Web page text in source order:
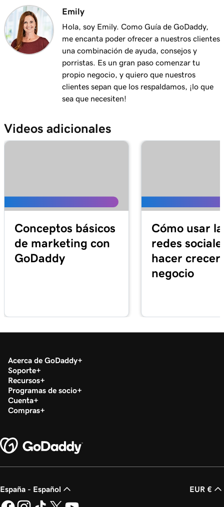
Lección 10 (de 21)
Agrega un calendario de Google a tu sitio
web
2m 20s
Lección 11 (de 21)
Compartir mi calendario de Outlook en mi
Marketing
Agregar pedidos en línea
Agregar una lista de precios en Páginas Web
+ Marketing
1m 36s
Lección 16 (de 21)
Agregar una sección de citas en línea
Habilitar pagos de citas en línea en Sitios web
Sincronizar citas con mi calendario
Lección 19 (de 21)
Resumen de la campaña de Google Smart
Lección 20 (de 21)
Emily
Hola, soy Emily. Como Guía de GoDaddy,
me encanta poder ofrecer a nuestros clientes
una combinación de ayuda, consejos y
porristas. Es un gran paso comenzar tu
propio negocio, y quiero que nuestros
clientes sepan que los respaldamos, ¡lo que
sea que necesiten!
Videos adicionales
Conceptos básicos
de marketing con
GoDaddy
Cómo usar
redes
hacer crecer
negocio
Acerca de GoDaddy
Soporte
Recursos
Programas de socio
Cuenta
Compras
España - Español EUR €